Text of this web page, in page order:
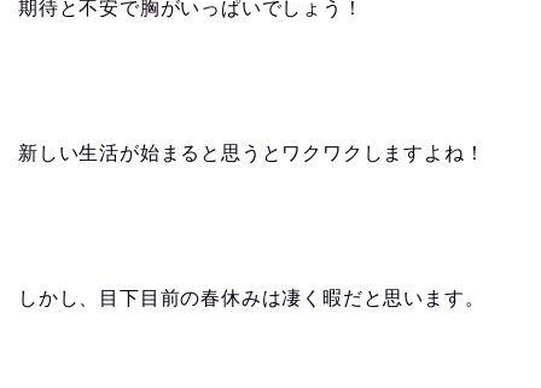
期待と不安で胸がいっぱいでしょう！
新しい生活が始まると思うとワクワクしますよね！
しかし、目下目前の春休みは凄く暇だと思います。